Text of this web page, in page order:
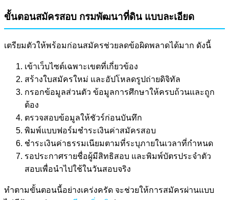
ขั้นตอนสมัครสอบ กรมพัฒนาที่ดิน แบบละเอียด
เตรียมตัวให้พร้อมก่อนสมัครช่วยลดข้อผิดพลาดได้มาก ดังนี้
เข้าเว็บไซต์เฉพาะเขตที่เกี่ยวข้อง
สร้างใบสมัครใหม่ และอัปโหลดรูปถ่ายดิจิทัล
กรอกข้อมูลส่วนตัว ข้อมูลการศึกษาให้ครบถ้วนและถูก
ต้อง
ตรวจสอบข้อมูลให้ชัวร์ก่อนบันทึก
พิมพ์แบบฟอร์มชำระเงินค่าสมัครสอบ
ชำระเงินค่าธรรมเนียมตามที่ระบุภายในเวลาที่กำหนด
รอประกาศรายชื่อผู้มีสิทธิสอบ และพิมพ์บัตรประจำตัว
สอบเพื่อนำไปใช้ในวันสอบจริง
ทำตามขั้นตอนนี้อย่างเคร่งครัด จะช่วยให้การสมัครผ่านแบบ